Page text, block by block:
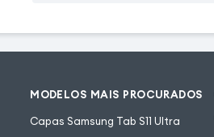
MODELOS MAIS PROCURADOS
Capas Samsung Tab S11 Ultra